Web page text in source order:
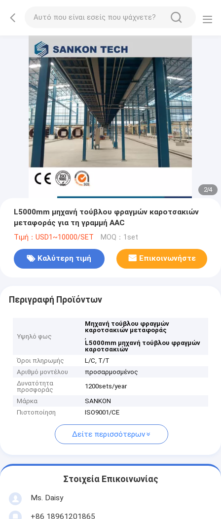
2/4
L5000mm μηχανή τούβλου φραγμών καροτσακιών
μεταφοράς για τη γραμμή AAC
Τιμή：USD1~10000/SET MOQ：1set
Καλύτερη τιμή Επικοινωνήστε
Περιγραφή Προϊόντων
Υψηλό φως
Μηχανή τούβλου φραγμών
καροτσακιών μεταφοράς
,
L5000mm μηχανή τούβλου φραγμών
καροτσακιών
Όροι πληρωμής
L/C, T/T
Αριθμό μοντέλου
προσαρμοσμένος
Δυνατότητα
προσφοράς
1200sets/year
Μάρκα
SANKON
Πιστοποίηση
ISO9001/CE
Δείτε περισσότερων
Στοιχεία Επικοινωνίας
Ms. Daisy
+86 18961201865